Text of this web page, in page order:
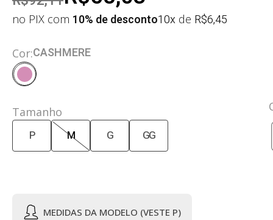
no PIX com 10% de desconto10x de R$6,45
Cor:CASHMERE
Tamanho
P M G GG
MEDIDAS DA MODELO (VESTE P)